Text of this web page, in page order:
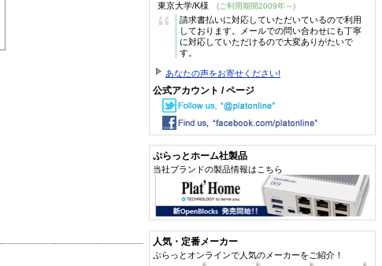
東京大学/K様 (ご利用期間2009年～)
“
請求書払いに対応していただいているので利用
しております。メールでの問い合わせにも丁寧
に対応していただけるので大変ありがたいで
す。
あなたの声をお寄せください!
公式アカウント / ページ
ぷらっとホーム社製品
当社ブランドの製品情報はこちら
人気・定番メーカー
ぷらっとオンラインで人気のメーカーをご紹介！